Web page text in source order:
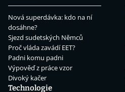
Nová superdávka: kdo na ní
dosáhne?
Sjezd sudetských Němců
Proč vláda zavádí EET?
Padni komu padni
Výpověď z práce vzor
Divoký kačer
Technologie